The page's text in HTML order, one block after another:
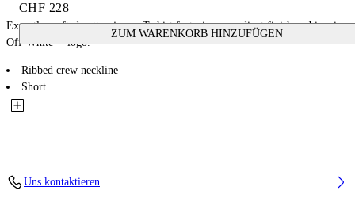
CHF 228
ZUM WARENKORB HINZUFÜGEN
Expertly crafted cotton jersey T-shirt featuring a gradient finish and iconic
Off-White™ logo.
Ribbed crew neckline
Short...
Uns kontaktieren